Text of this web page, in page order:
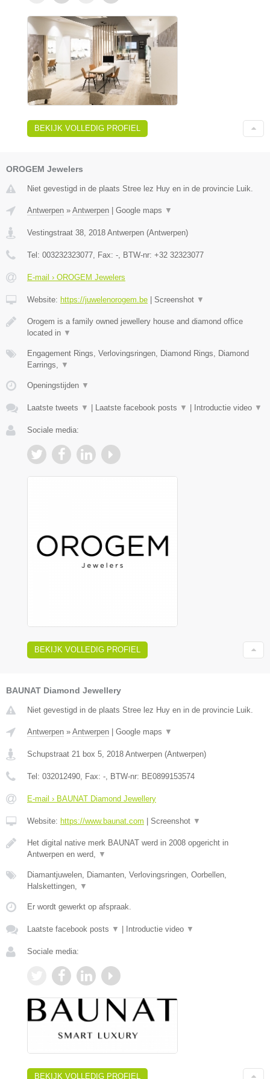
BEKIJK VOLLEDIG PROFIEL
OROGEM Jewelers
Niet gevestigd in de plaats Stree lez Huy en in de provincie Luik.
Antwerpen » Antwerpen Google maps ▼
Vestingstraat 38 2018 Antwerpen (Antwerpen)
Tel: 003232323077 , Fax: - , BTW-nr: +32 32323077
E-mail › OROGEM Jewelers
Website: https://juwelenorogem.be Screenshot ▼
Orogem is a family owned jewellery house and diamond office
located in ▼
Engagement Rings, Verlovingsringen, Diamond Rings, Diamond
Earrings,
▼
Openingstijden ▼
Laatste tweets ▼ Laatste facebook posts ▼ Introductie video ▼
Sociale media:
BEKIJK VOLLEDIG PROFIEL
BAUNAT Diamond Jewellery
Niet gevestigd in de plaats Stree lez Huy en in de provincie Luik.
Antwerpen » Antwerpen Google maps ▼
Schupstraat 21 box 5 2018 Antwerpen (Antwerpen)
Tel: 032012490 , Fax: - , BTW-nr: BE0899153574
E-mail › BAUNAT Diamond Jewellery
Website: https://www.baunat.com Screenshot ▼
Het digital native merk BAUNAT werd in 2008 opgericht in
Antwerpen en werd,
▼
Diamantjuwelen, Diamanten, Verlovingsringen, Oorbellen,
Halskettingen,
▼
Er wordt gewerkt op afspraak.
Laatste facebook posts ▼ Introductie video ▼
Sociale media:
BEKIJK VOLLEDIG PROFIEL